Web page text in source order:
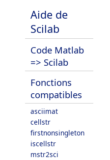
Aide de
Scilab
Code Matlab
=> Scilab
Fonctions
compatibles
asciimat
cellstr
firstnonsingleton
iscellstr
mstr2sci